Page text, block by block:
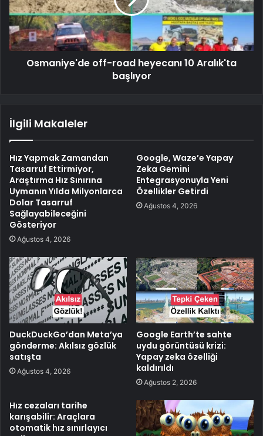
Osmaniye'de off-road heyecanı 10 Aralık'ta
başlıyor
İlgili Makaleler
Hız Yapmak Zamandan
Tasarruf Ettirmiyor,
Araştırma Hız Sınırına
Uymanın Yılda Milyonlarca
Dolar Tasarruf
Sağlayabileceğini
Gösteriyor
Ağustos 4, 2026
Google, Waze’e Yapay
Zeka Gemini
Entegrasyonuyla Yeni
Özellikler Getirdi
Ağustos 4, 2026
DuckDuckGo’dan Meta’ya
gönderme: Akılsız gözlük
satışta
Ağustos 4, 2026
Google Earth’te sahte
uydu görüntüsü krizi:
Yapay zeka özelliği
kaldırıldı
Ağustos 2, 2026
Hız cezaları tarihe
karışabilir: Araçlara
otomatik hız sınırlayıcı